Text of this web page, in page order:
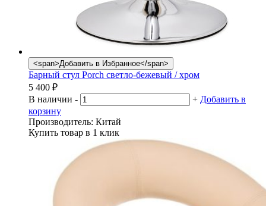
<span>Добавить в Избранное</span>
Барный стул Porch светло-бежевый / хром
5 400 ₽
В наличии - + Добавить в
корзину
Производитель: Китай
Купить товар в 1 клик